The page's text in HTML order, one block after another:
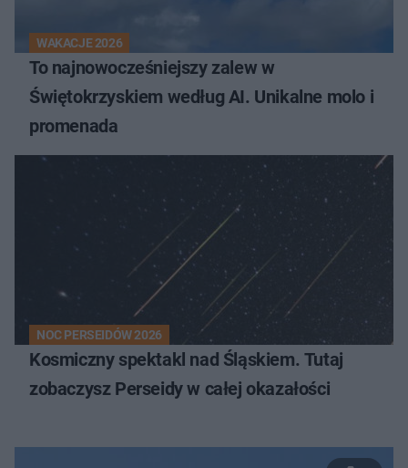
WAKACJE 2026
To najnowocześniejszy zalew w
Świętokrzyskiem według AI. Unikalne molo i
promenada
NOC PERSEIDÓW 2026
Kosmiczny spektakl nad Śląskiem. Tutaj
zobaczysz Perseidy w całej okazałości